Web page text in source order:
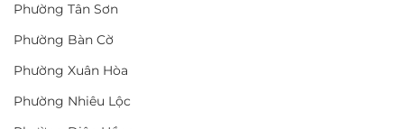
Phường Tân Sơn
Phường Bàn Cờ
Phường Xuân Hòa
Phường Nhiêu Lộc